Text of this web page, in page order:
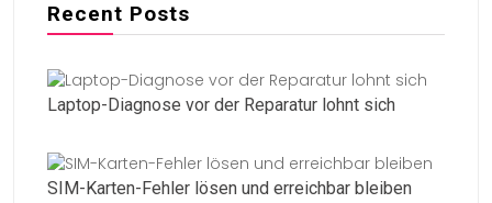
Recent Posts
Laptop-Diagnose vor der Reparatur lohnt sich
SIM-Karten-Fehler lösen und erreichbar bleiben